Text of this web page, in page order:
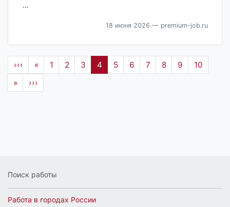
...
18 июня 2026 — premium-job.ru
‹‹‹ « 1 2 3 4 5 6 7 8 9
10
»
›››
Поиск работы
Работа в городах России